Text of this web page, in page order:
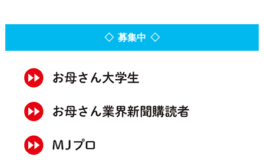
◇ 募集中 ◇